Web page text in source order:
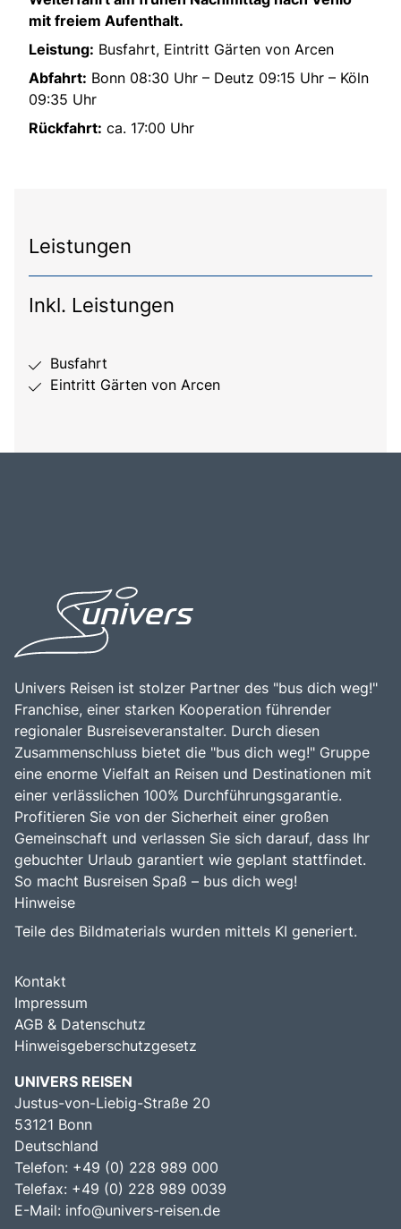
mit freiem Aufenthalt.
Leistung: Busfahrt, Eintritt Gärten von Arcen
Abfahrt: Bonn 08:30 Uhr – Deutz 09:15 Uhr – Köln
09:35 Uhr
Rückfahrt: ca. 17:00 Uhr
Leistungen
Inkl. Leistungen
Busfahrt
Eintritt Gärten von Arcen
Univers Reisen ist stolzer Partner des "bus dich weg!"
Franchise, einer starken Kooperation führender
regionaler Busreiseveranstalter. Durch diesen
Zusammenschluss bietet die "bus dich weg!" Gruppe
eine enorme Vielfalt an Reisen und Destinationen mit
einer verlässlichen 100% Durchführungsgarantie.
Profitieren Sie von der Sicherheit einer großen
Gemeinschaft und verlassen Sie sich darauf, dass Ihr
gebuchter Urlaub garantiert wie geplant stattfindet.
So macht Busreisen Spaß – bus dich weg!
Hinweise
Teile des Bildmaterials wurden mittels KI generiert.
Kontakt
Impressum
AGB & Datenschutz
Hinweisgeberschutzgesetz
UNIVERS REISEN
Justus-von-Liebig-Straße 20
53121 Bonn
Deutschland
Telefon: +49 (0) 228 989 000
Telefax: +49 (0) 228 989 0039
E-Mail: info@univers-reisen.de